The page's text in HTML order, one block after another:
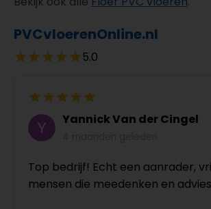
PVCvloerenOnline.nl
5.0
Yannick Van der Cingel
Top bedrijf! Echt een aanrader,
mensen die meedenken en